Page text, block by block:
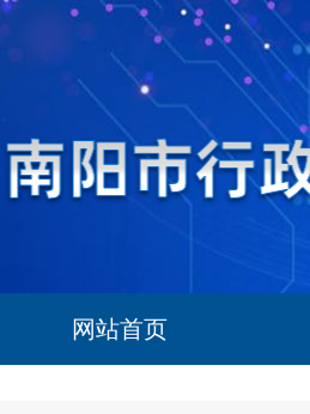
网站首页